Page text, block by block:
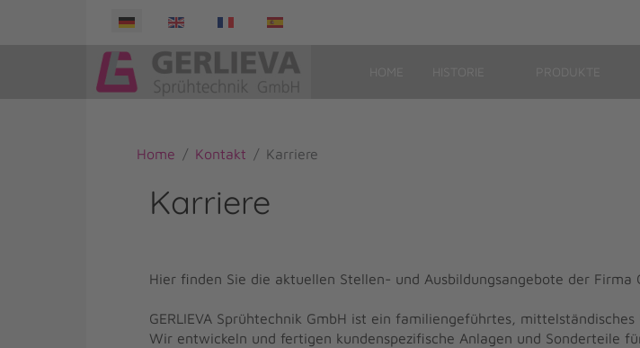
Select your language
Home Kontakt Karriere
Karriere
Hier finden Sie die aktuellen Stellen- und Ausbildungsangebote der Firma
GERLIEVA Sprühtechnik GmbH ist ein familiengeführtes,
Wir entwickeln und fertigen kundenspezifische Anlagen und Sonderteile